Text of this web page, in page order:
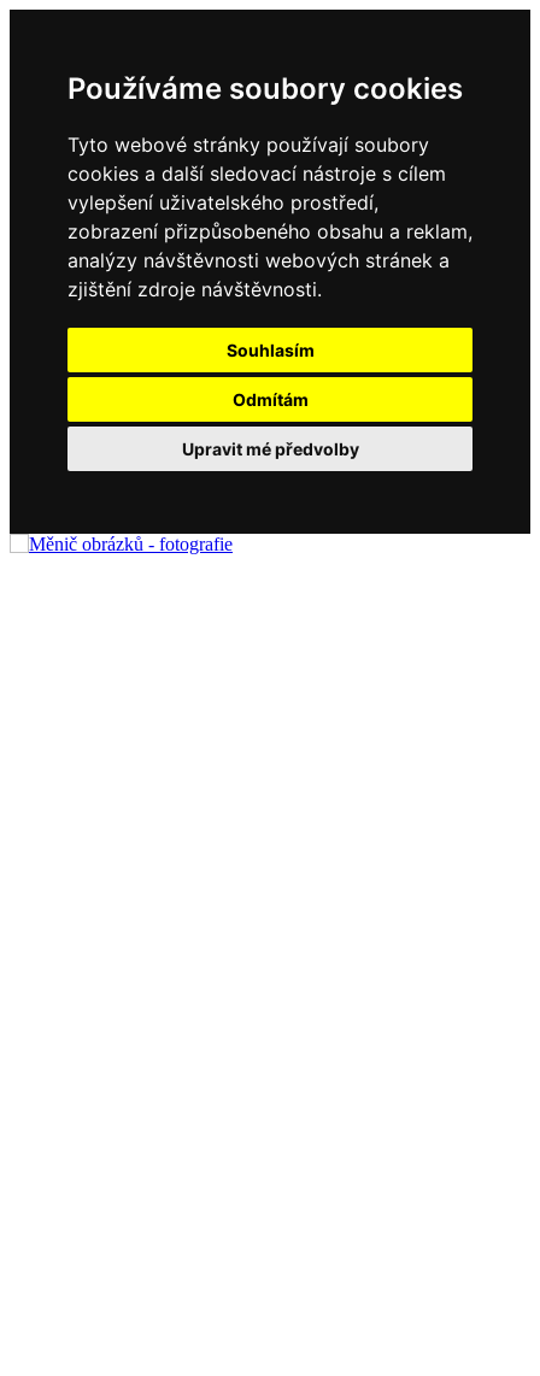
Používáme soubory cookies
Tyto webové stránky používají soubory
cookies a další sledovací nástroje s cílem
vylepšení uživatelského prostředí,
zobrazení přizpůsobeného obsahu a reklam,
analýzy návštěvnosti webových stránek a
zjištění zdroje návštěvnosti.
Souhlasím
Odmítám
Upravit mé předvolby